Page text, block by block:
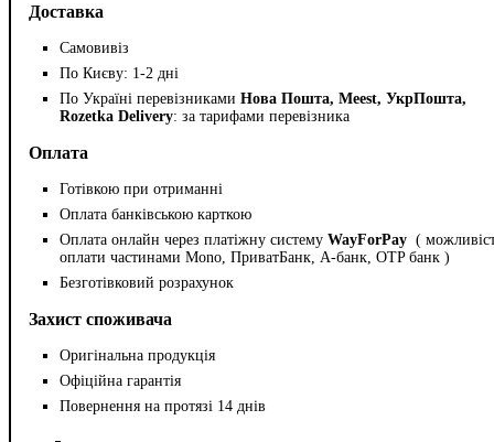
Доставка
Самовивіз
По Києву: 1-2 дні
По Україні перевізниками Нова Пошта, Meest, УкрПошта,
Rozetka Delivery: за тарифами перевізника
Оплата
Готівкою при отриманні
Оплата банківською карткою
Оплата онлайн через платіжну систему WayForPay (
оплати частинами Mono, ПриватБанк, А-банк, OTP банк )
Безготівковий розрахунок
Захист споживача
Оригінальна продукція
Офіційна гарантія
Повернення на протязі 14 днів